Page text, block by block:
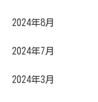
2024年8月
2024年7月
2024年3月